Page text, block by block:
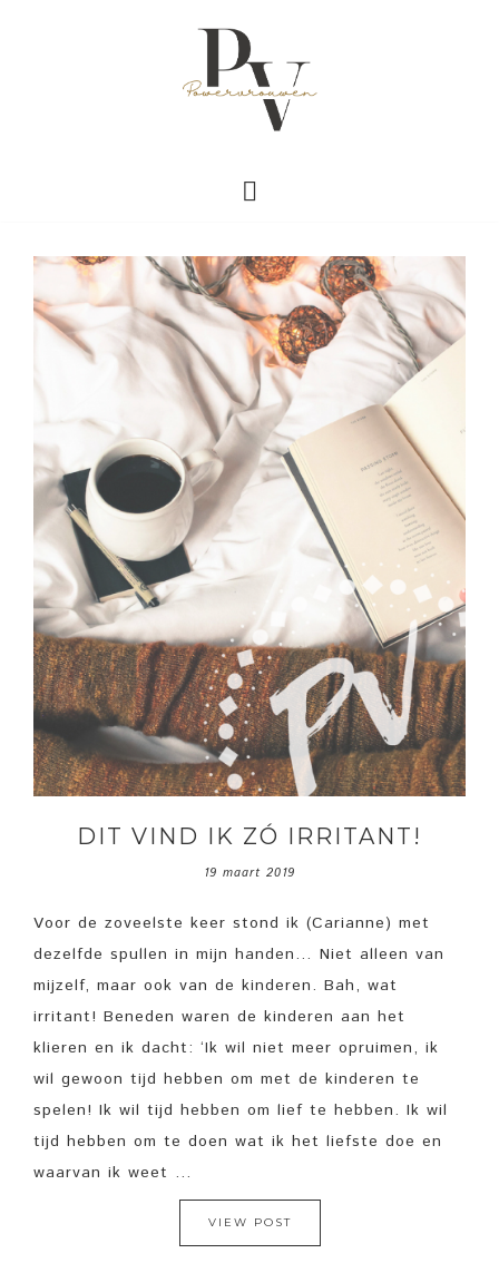
DIT VIND IK ZÓ IRRITANT!
19 maart 2019
Voor de zoveelste keer stond ik (Carianne) met
dezelfde spullen in mijn handen… Niet alleen van
mijzelf, maar ook van de kinderen. Bah, wat
irritant! Beneden waren de kinderen aan het
klieren en ik dacht: ‘Ik wil niet meer opruimen, ik
wil gewoon tijd hebben om met de kinderen te
spelen! Ik wil tijd hebben om lief te hebben. Ik wil
tijd hebben om te doen wat ik het liefste doe en
waarvan ik weet ...
VIEW POST